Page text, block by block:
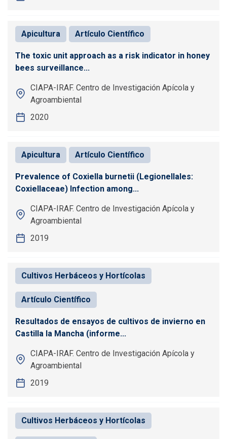
Apicultura Artículo Científico
The toxic unit approach as a risk indicator in honey
bees surveillance...
CIAPA-IRAF. Centro de Investigación Apícola y
Agroambiental
2020
Apicultura Artículo Científico
Prevalence of Coxiella burnetii (Legionellales:
Coxiellaceae) Infection among...
CIAPA-IRAF. Centro de Investigación Apícola y
Agroambiental
2019
Cultivos Herbáceos y Hortícolas
Artículo Científico
Resultados de ensayos de cultivos de invierno en
Castilla la Mancha (informe...
CIAPA-IRAF. Centro de Investigación Apícola y
Agroambiental
2019
Cultivos Herbáceos y Hortícolas